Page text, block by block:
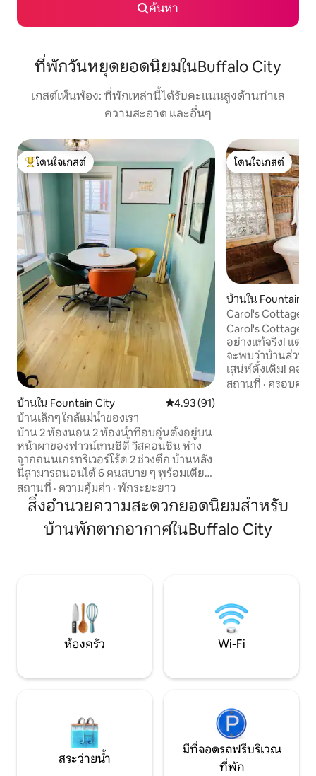
ค้นหา
ที่พักวันหยุดยอดนิยมในBuffalo City
เกสต์เห็นพ้อง: ที่พักเหล่านี้ได้รับคะแนนสูงด้านทำเล
ความสะอาด และอื่นๆ
โดนใจเกสต์ที่สุด
โดนใจเกสต์
บ้านใน Fountain City คะแนนเฉลี่ย 4.93 จาก 5, 91 รีวิว
4.93 (91)
บ้านเล็กๆ ใกล้แม่น้ำของเรา
บ้าน 2 ห้องนอน 2 ห้องน้ำที่อบอุ่นตั้งอยู่บน
หน้าผาของฟาวน์เทนซิตี้ วิสคอนซิน ห่าง
จากถนนเกรทริเวอร์โร้ด 2 ช่วงตึก บ้านหลัง
นี้สามารถนอนได้ 6 คนสบาย ๆ พร้อมเตียง
เดี่ยวขนาดใหญ่สุดใหม่ 4 เตียงที่สามารถ
รวมกันเป็นเตียงคิงไซส์ 2 เตียง นอกจากนี้
ยังมีเตียงควีนไซส์พร้อมเตียงสองชั้นเดี่ยว
ด้านบนในห้องนอนใหญ่ บ้านหลังนี้มีห้อง
สถานที่ · ความคุ้มค่า · พักระยะยาว
โดนใจเกสต์
โดนใจเกสต์
บ้านใน Fountain
Carol's Cottage
Carol's Cottage
อย่างแท้จริง! แต่เ
จะพบว่าบ้านส่วนใ
เสน่ห์ดั้งเดิม! คอท
ที่ได้รับการตกแต่ง
สถานที่ · ครอบครัว
สิ่งอำนวยความสะดวกยอดนิยมสำหรับ
บ้านพักตากอากาศในBuffalo City
ห้องครัว Wi-Fi
สระว่ายน้ำ
มีที่จอดรถฟรีบริเวณ
ที่พัก